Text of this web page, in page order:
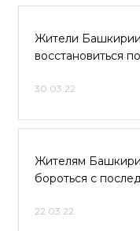
Жители Башкирии
восстановиться
30.03.22
Жителям
бороться с
22.03.22